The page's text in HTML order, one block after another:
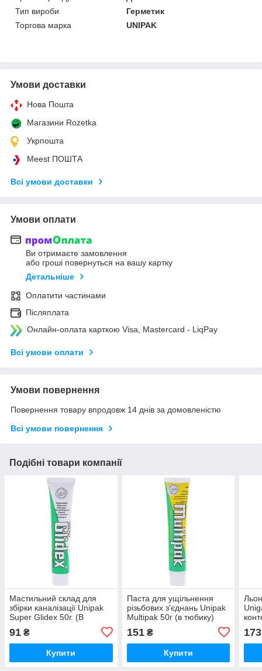
Тип вироби
Герметик
Торгова марка
UNIPAK
Умови доставки
Нова Пошта
Магазини Rozetka
Укрпошта
Meest ПОШТА
Всі умови доставки
Умови оплати
Ви отримаєте замовлення
або гроші повернуться на вашу картку
Детальніше
Оплатити частинами
Післяплата
Онлайн-оплата карткою Visa, Mastercard - LiqPay
Всі умови оплати
Умови повернення
Повернення товару впродовж 14 днів за домовленістю
Всі умови повернення
Подібні товари компанії
Мастильний склад для
збірки каналізації Unipak
Super Glidex 50г. (В
91 ₴
Купити
Паста для ущільнення
різьбових з'єднань Unipak
Multipak 50г (в тюбику)
151₴
Купити
173